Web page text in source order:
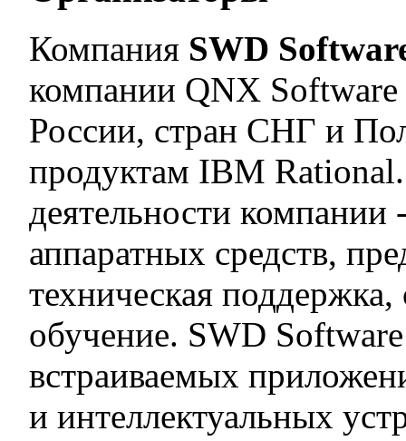
Компания SWD
компании QNX Software
России, стран СНГ и
продуктам IBM
деятельности
аппаратных средств,
техническая
обучение. SWD Software
встраиваемых
и интеллектуальных